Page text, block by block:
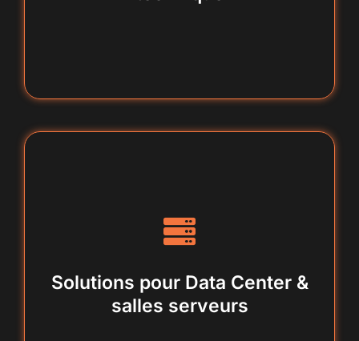
Solutions pour Data Center &
salles serveurs
organisation, sécurité, climatisation,